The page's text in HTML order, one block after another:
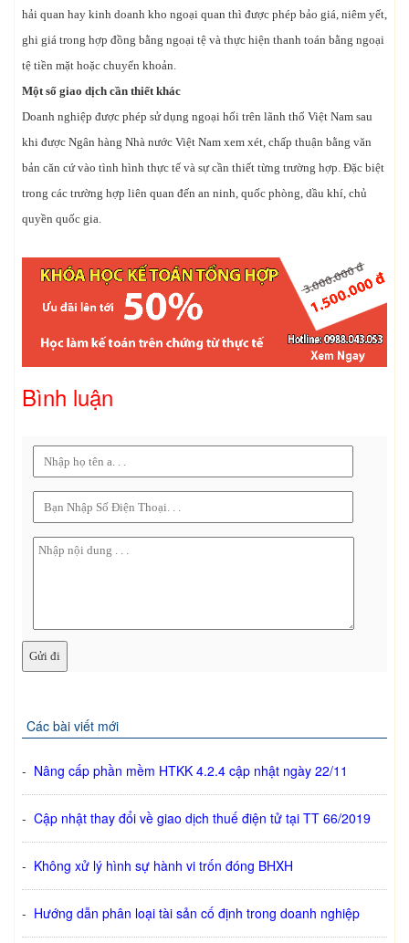
hải quan hay kinh doanh kho ngoại quan thì được phép bảo giá, niêm yết,
ghi giá trong hợp đồng bằng ngoại tệ và thực hiện thanh toán bằng ngoại
tệ tiền mặt hoặc chuyển khoản.
Một số giao dịch cần thiết khác
Doanh nghiệp được phép sử dụng ngoại hối trên lãnh thổ Việt Nam sau
khi được Ngân hàng Nhà nước Việt Nam xem xét, chấp thuận bằng văn
bản căn cứ vào tình hình thực tế và sự cần thiết từng trường hợp. Đặc biệt
trong các trường hợp liên quan đến an ninh, quốc phòng, dầu khí, chủ
quyền quốc gia.
Bình luận
Các bài viết mới
- Nâng cấp phần mềm HTKK 4.2.4 cập nhật ngày 22/11
- Cập nhật thay đổi về giao dịch thuế điện tử tại TT 66/2019
- Không xử lý hình sự hành vi trốn đóng BHXH
- Hướng dẫn phân loại tài sản cố định trong doanh nghiệp